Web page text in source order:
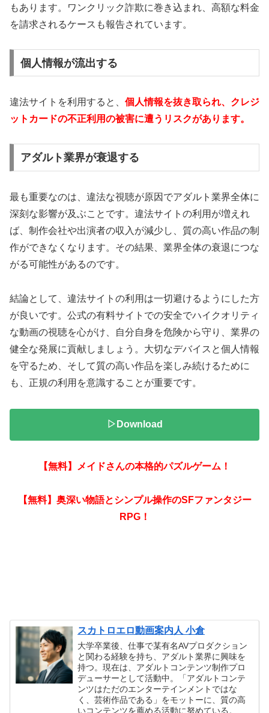
もあります。ワンクリック詐欺に巻き込まれ、高額な料金
を請求されるケースも報告されています。
個人情報が流出する
違法サイトを利用すると、 個人情報を抜き取られ、クレジ
ットカードの不正利用の被害に遭うリスクがあります。
アダルト業界が衰退する
最も重要なのは、違法な視聴が原因でアダルト業界全体に
深刻な影響が及ぶことです。違法サイトの利用が増えれ
ば、制作会社や出演者の収入が減少し、質の高い作品の制
作ができなくなります。その結果、業界全体の衰退につな
がる可能性があるのです。
結論として、違法サイトの利用は一切避けるようにした方
が良いです。公式の有料サイトでの安全でハイクオリティ
な動画の視聴を心がけ、自分自身を危険から守り、業界の
健全な発展に貢献しましょう。大切なデバイスと個人情報
を守るため、そして質の高い作品を楽しみ続けるために
も、正規の利用を意識することが重要です。
▷Download
【無料】メイドさんの本格的パズルゲーム！
【無料】奥深い物語とシンプル操作のSFファンタジー
RPG！
スカトロエロ動画案内人 小倉
大学卒業後、仕事で某有名AVプロダクション
と関わる経験を持ち、アダルト業界に興味を
持つ。現在は、アダルトコンテンツ制作プロ
デューサーとして活動中。「アダルトコンテ
ンツはただのエンターテインメントではな
く、芸術作品である」をモットーに、質の高
いコンテンツを薦める活動に努めている。